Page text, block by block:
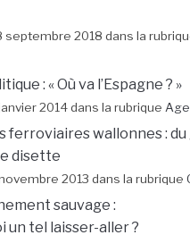
septembre 2018 dans la
: « Où va l’Espagne ? »
2014 dans la rubrique
ferroviaires wallonnes : du
disette
2013 dans la rubrique
sauvage :
un tel laisser-aller ?